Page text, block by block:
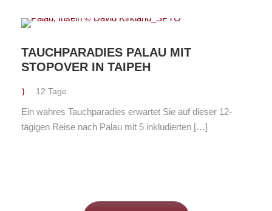
TAUCHPARADIES PALAU MIT
STOPOVER IN TAIPEH
12 Tage
Ein wahres Tauchparadies erwartet Sie auf dieser 12-
tägigen Reise nach Palau mit 5 inkludierten […]